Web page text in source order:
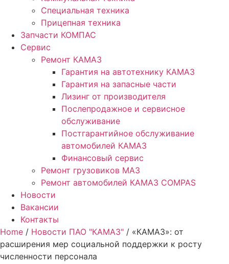
Специальная техника
Прицепная техника
Запчасти КОМПАС
Сервис
Ремонт КАМАЗ
Гарантия на автотехнику КАМАЗ
Гарантия на запасные части
Лизинг от производителя
Послепродажное и сервисное
обслуживание
Постгарантийное обслуживание
автомобилей КАМАЗ
Финансовый сервис
Ремонт грузовиков МАЗ
Ремонт автомобилей КАМАЗ COMPAS
Новости
Вакансии
Контакты
Home / Новости ПАО "КАМАЗ" / «КАМАЗ»: от
расширения мер социальной поддержки к росту
численности персонала